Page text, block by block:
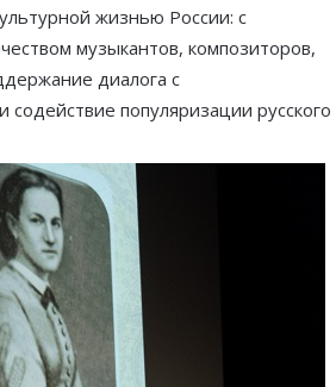
жизнью России: с
музыкантов, композиторов,
диалога с
популяризации русского